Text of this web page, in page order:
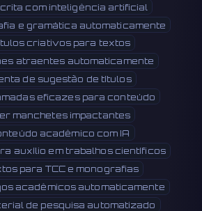
com inteligência artificial
e gramática automaticamente
criativos para textos
atraentes automaticamente
de sugestão de títulos
eficazes para conteúdo
manchetes impactantes
acadêmico com IA
auxílio em trabalhos científicos
para TCC e monografias
acadêmicos automaticamente
de pesquisa automatizado